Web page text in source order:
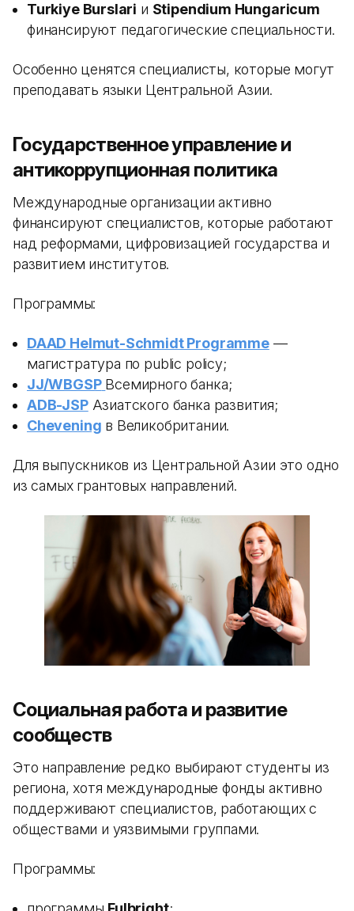
Turkiye Burslari и Stipendium Hungaricum
финансируют педагогические специальности.
Особенно ценятся специалисты, которые могут
преподавать языки Центральной Азии.
Государственное управление и
антикоррупционная политика
Международные организации активно
финансируют специалистов, которые работают
над реформами, цифровизацией государства и
развитием институтов.
Программы:
DAAD Helmut-Schmidt Programme—
магистратура по public policy;
JJ/WBGSP Всемирного банка;
ADB-JSPАзиатского банка развития;
Chevening в Великобритании.
Для выпускников из Центральной Азии это одно
из самых грантовых направлений.
Социальная работа и развитие
сообществ
Это направление редко выбирают студенты из
региона, хотя международные фонды активно
поддерживают специалистов, работающих с
обществами и уязвимыми группами.
Программы: